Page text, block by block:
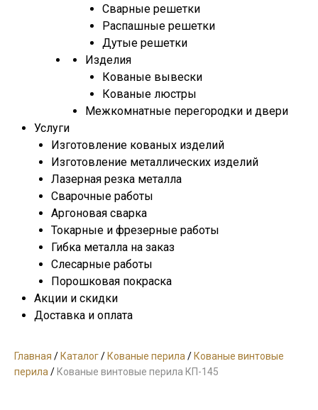
Сварные решетки
Распашные решетки
Дутые решетки
Изделия
Кованые вывески
Кованые люстры
Межкомнатные перегородки и двери
Услуги
Изготовление кованых изделий
Изготовление металлических изделий
Лазерная резка металла
Сварочные работы
Аргоновая сварка
Токарные и фрезерные работы
Гибка металла на заказ
Слесарные работы
Порошковая покраска
Акции и скидки
Доставка и оплата
Главная /Каталог/Кованые перила /Кованые винтовые
перила /Кованые винтовые перила КП-145